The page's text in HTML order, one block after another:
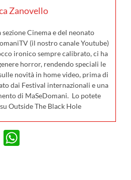
Zanovello
sezione Cinema e del neonato
(il nostro canale Youtube)
ironico sempre calibrato, ci ha
horror, rendendo speciali le
novità in home video, prima di
dai Festival internazionali e una
di MaSeDomani. Lo potete
Outside The Black Hole
LinkedIn